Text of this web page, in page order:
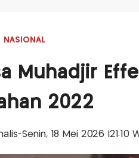
NASIONAL
Muhadjir
2022
Senin, 18 Mei 2026 |21:10